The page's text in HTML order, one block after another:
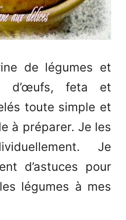
de légumes et
d’œufs, feta et
toute simple et
à préparer. Je les
Je
d’astuces pour
légumes à mes